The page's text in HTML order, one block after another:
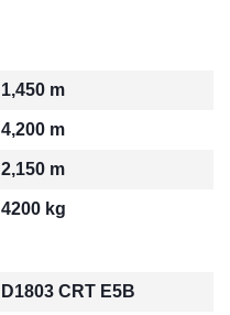
1,450 m
4,200 m
2,150 m
4200 kg
D1803 CRT E5B